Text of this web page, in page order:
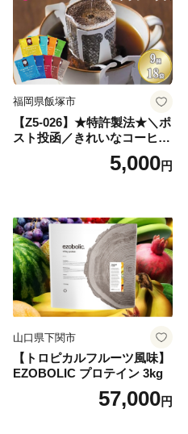
福岡県飯塚市
【Z5-026】★特許製法★＼ポ
スト投函／きれいなコーヒー
ドリップバッグ9種セット(18
袋)ゆうパケットでお届け！
5,000円
山口県下関市
【トロピカルフルーツ風味】
EZOBOLIC プロテイン 3kg
57,000円